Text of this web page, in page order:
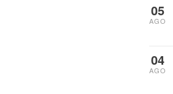
05
AGO
04
AGO